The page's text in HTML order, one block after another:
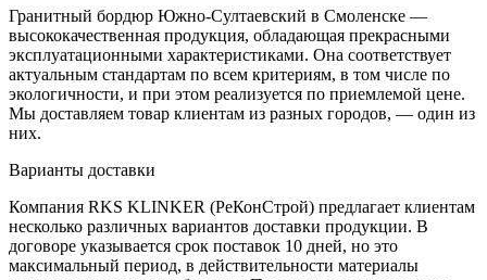
Гранитный бордюр Южно-Султаевский в Смоленске —
высококачественная продукция, обладающая прекрасными
эксплуатационными характеристиками. Она соответствует
актуальным стандартам по всем критериям, в том числе по
экологичности, и при этом реализуется по приемлемой цене.
Мы доставляем товар клиентам из разных городов, — один из
них.
Варианты доставки
Компания RKS KLINKER (РеКонСтрой) предлагает клиентам
несколько различных вариантов доставки продукции. В
договоре указывается срок поставок 10 дней, но это
максимальный период, в действительности материалы